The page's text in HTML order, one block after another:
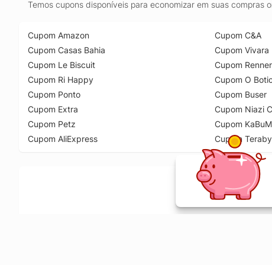
Temos cupons disponíveis para economizar em suas compras
Cupom Amazon
Cupom Casas Bahia
Cupom Le Biscuit
Cupom Ri Happy
Cupom Ponto
Cupom Extra
Cupom Petz
Cupom AliExpress
Cupom C&A
Cupom Vivara
Cupom Renner
Cupom O
Cupom Buser
Cupom Niazi
Cupom
Cupom